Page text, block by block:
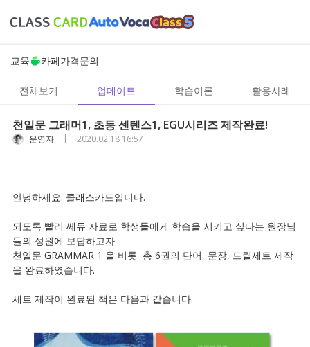
교육 카페가격문의
전체보기 업데이트 학습이론 활용사례
천일문 그래머1, 초등 센텐스1, EGU시리즈 제작완료!
운영자 | 2020.02.18 16:57
안녕하세요. 클래스카드입니다.
되도록 빨리 쎄듀 자료로 학생들에게 학습을 시키고 싶다는 원장님
들의 성원에 보답하고자
천일문 GRAMMAR 1 을 비롯 총 6권의 단어, 문장, 드릴세트 제작
을 완료하였습니다.
세트 제작이 완료된 책은 다음과 같습니다.